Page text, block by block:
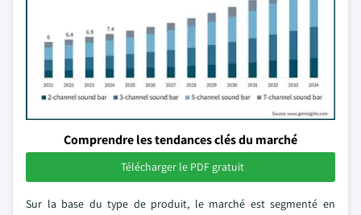
Comprendre les tendances clés du marché
Télécharger le PDF gratuit
Sur la base du type de produit, le marché est segmenté en